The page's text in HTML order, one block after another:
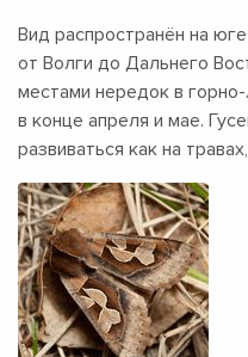
Вид распространён на
от Волги до Дальнего
местами нередок в
в конце апреля и мае.
развиваться как на